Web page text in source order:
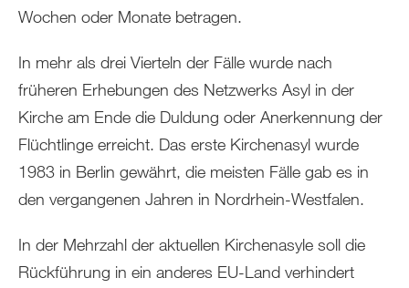
Wochen oder Monate betragen.
In mehr als drei Vierteln der Fälle wurde nach
früheren Erhebungen des Netzwerks Asyl in der
Kirche am Ende die Duldung oder Anerkennung der
Flüchtlinge erreicht. Das erste Kirchenasyl wurde
1983 in Berlin gewährt, die meisten Fälle gab es in
den vergangenen Jahren in Nordrhein-Westfalen.
In der Mehrzahl der aktuellen Kirchenasyle soll die
Rückführung in ein anderes EU-Land verhindert